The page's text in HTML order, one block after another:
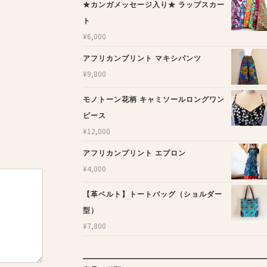
★カンガメッセージ入り★ ラップスカー
ト
¥6,000
アフリカンプリント マキシパンツ
¥9,800
モノトーン花柄 キャミソールロングワン
ピース
¥12,000
アフリカンプリント エプロン
¥4,000
【革ベルト】トートバッグ（ショルダー
型）
¥7,800